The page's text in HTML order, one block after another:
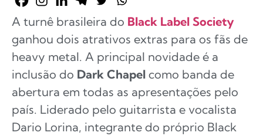
A turnê brasileira do Black Label Society
ganhou dois atrativos extras para os fãs de
heavy metal. A principal novidade é a
inclusão do Dark Chapel como banda de
abertura em todas as apresentações pelo
país. Liderado pelo guitarrista e vocalista
Dario Lorina, integrante do próprio Black